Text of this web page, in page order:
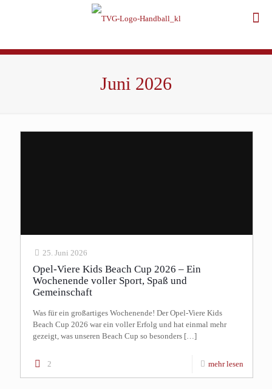
Juni 2026
25. Juni 2026
Opel-Viere Kids Beach Cup 2026 – Ein
Wochenende voller Sport, Spaß und
Gemeinschaft
Was für ein großartiges Wochenende! Der Opel-Viere Kids
Beach Cup 2026 war ein voller Erfolg und hat einmal mehr
gezeigt, was unseren Beach Cup so besonders […]
2 mehr lesen